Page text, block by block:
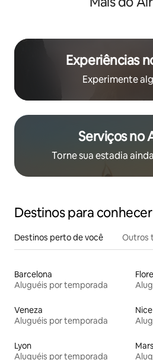
Experiências
Experimente
Serviços no
Torne sua estadia
Destinos para conhecer
Destinos perto de você Outros
Barcelona
Aluguéis por temporada
Veneza
Aluguéis por temporada
Nice
Lyon
Aluguéis por temporada